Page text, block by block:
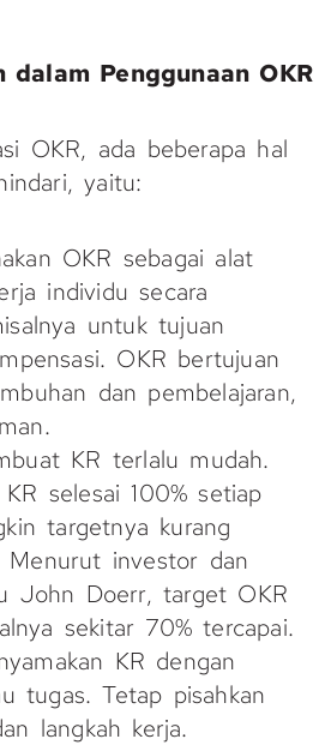
dalam Penggunaan OKR
OKR, ada beberapa hal
yaitu:
OKR sebagai alat
individu secara
untuk tujuan
OKR bertujuan
dan pembelajaran,
KR terlalu mudah.
selesai 100% setiap
targetnya kurang
Menurut investor dan
John Doerr, target OKR
sekitar 70% tercapai.
KR dengan
tugas. Tetap pisahkan
langkah kerja.